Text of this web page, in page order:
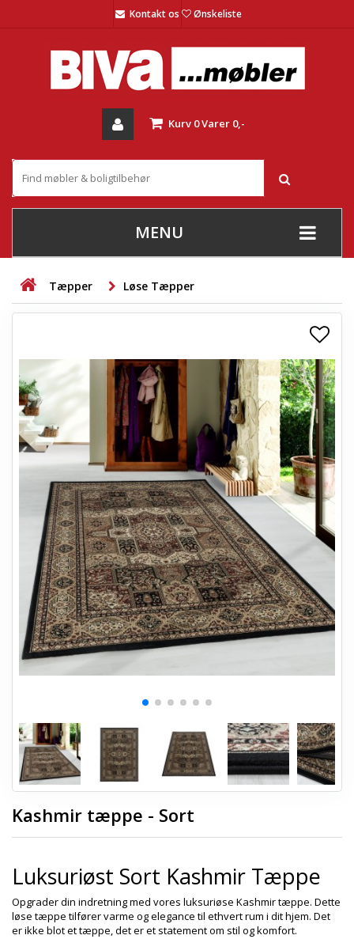
Kontakt os Ønskeliste
Kurv 0Varer 0,-
MENU
+
STUE
+
+
SOVEVÆRELSE
+
BØRNEMØBLER
+
KONTORMØBLER
+
OPBEVARING
+
TÆPPER
+
LAMPER
+
HAVEMØBLER
ENTREMØBLER
SPAR PENGE PÅ UDVALGTE VARER
Tæpper Løse Tæpper
Kashmir tæppe - Sort
Luksuriøst Sort Kashmir Tæppe
Opgrader din indretning med vores luksuriøse Kashmir tæppe. Dette
løse tæppe tilfører varme og elegance til ethvert rum i dit hjem. Det
er ikke blot et tæppe, det er et statement om stil og komfort.